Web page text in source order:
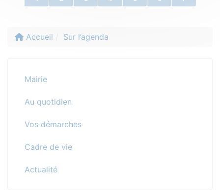
Accueil Sur l’agenda
Mairie
Au quotidien
Vos démarches
Cadre de vie
Actualité